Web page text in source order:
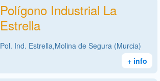
Polígono Industrial La
Estrella
Pol. Ind. Estrella,Molina de Segura (Murcia)
+ info